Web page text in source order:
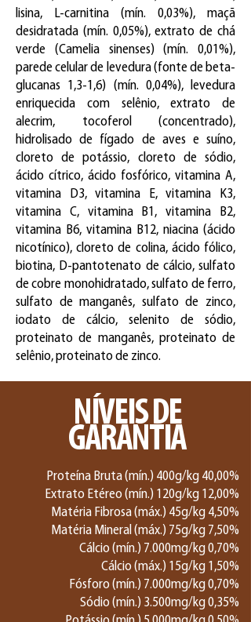
lisina, L-carnitina (mín. 0,03%), maçã
desidratada (mín. 0,05%), extrato de chá
verde (Camelia sinenses) (mín. 0,01%),
parede celular de levedura (fonte de beta-
glucanas 1,3-1,6) (mín. 0,04%), levedura
enriquecida com selênio, extrato de
alecrim, tocoferol (concentrado),
hidrolisado de fígado de aves e suíno,
cloreto de potássio, cloreto de sódio,
ácido cítrico, ácido fosfórico, vitamina A,
vitamina D3, vitamina E, vitamina K3,
vitamina C, vitamina B1, vitamina B2,
vitamina B6, vitamina B12, niacina (ácido
nicotínico), cloreto de colina, ácido fólico,
biotina, D-pantotenato de cálcio, sulfato
de cobre monohidratado, sulfato de ferro,
sulfato de manganês, sulfato de zinco,
iodato de cálcio, selenito de sódio,
proteinato de manganês, proteinato de
selênio, proteinato de zinco.
NÍVEIS DE
GARANTIA
Proteína Bruta (mín.) 400g/kg 40,00%
Extrato Etéreo (mín.) 120g/kg 12,00%
Matéria Fibrosa (máx.) 45g/kg 4,50%
Matéria Mineral (máx.) 75g/kg 7,50%
Cálcio (mín.) 7.000mg/kg 0,70%
Cálcio (máx.) 15g/kg 1,50%
Fósforo (mín.) 7.000mg/kg 0,70%
Sódio (mín.) 3.500mg/kg 0,35%